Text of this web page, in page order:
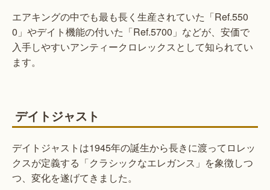
エアキングの中でも最も長く生産されていた「Ref.550
0」やデイト機能の付いた「Ref.5700」などが、安価で
入手しやすいアンティークロレックスとして知られてい
ます。
デイトジャスト
デイトジャストは1945年の誕生から長きに渡ってロレッ
クスが定義する「クラシックなエレガンス」を象徴しつ
つ、変化を遂げてきました。